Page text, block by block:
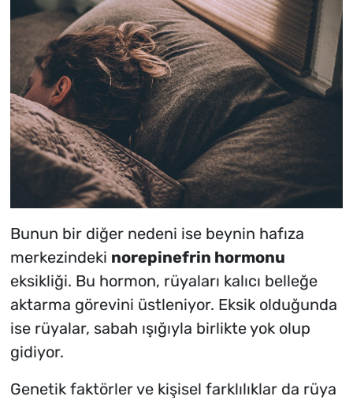
Bunun bir diğer nedeni ise beynin hafıza
merkezindeki norepinefrin hormonu
eksikliği. Bu hormon, rüyaları kalıcı belleğe
aktarma görevini üstleniyor. Eksik olduğunda
ise rüyalar, sabah ışığıyla birlikte yok olup
gidiyor.
Genetik faktörler ve kişisel farklılıklar da rüya